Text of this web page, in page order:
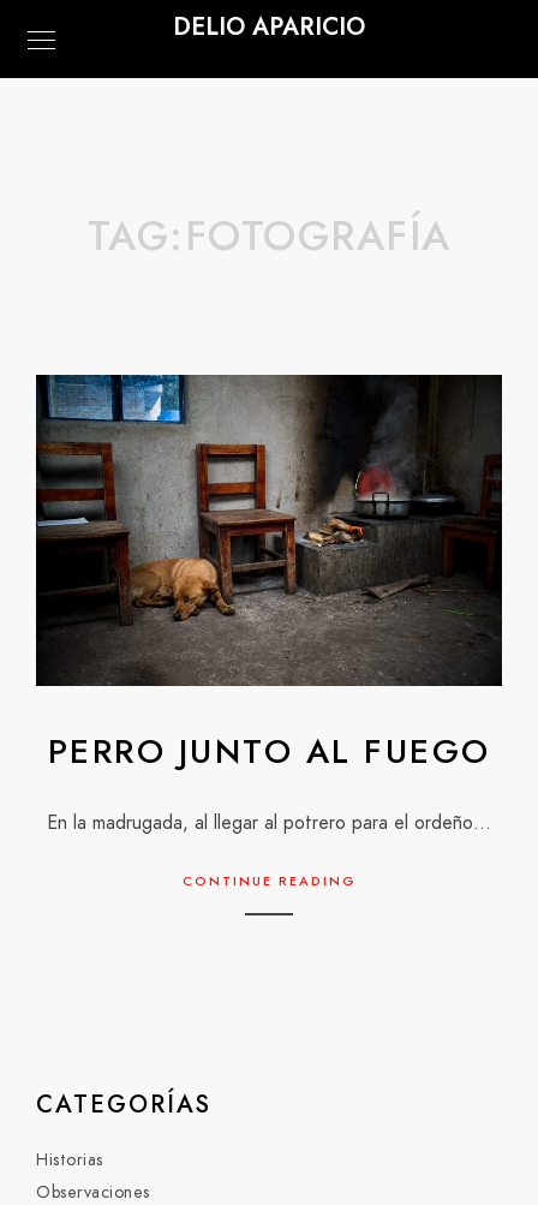
DELIO APARICIO
TAG:FOTOGRAFÍA
PERRO JUNTO AL FUEGO
En la madrugada, al llegar al potrero para el ordeño…
CONTINUE READING
CATEGORÍAS
Historias
Observaciones